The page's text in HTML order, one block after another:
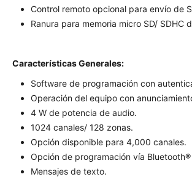
Control remoto opcional para envío de
Ranura para memoria micro SD/ SDHC
Características Generales:
Software de programación con
Operación del equipo con
4 W de potencia de audio.
1024 canales/ 128 zonas.
Opción disponible para 4,000 canales.
Opción de programación vía Bluetooth®
Mensajes de texto.